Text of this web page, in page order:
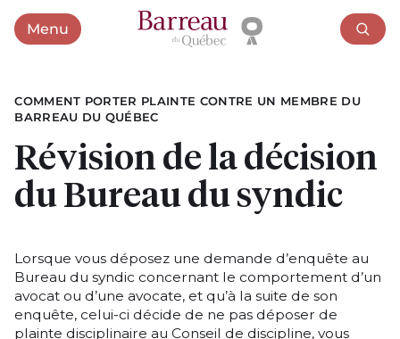
MenuOuvrir le menu
COMMENT PORTER PLAINTE CONTRE UN MEMBRE DU
BARREAU DU QUÉBEC
Révision de la décision
du Bureau du syndic
Lorsque vous déposez une demande d’enquête au
Bureau du syndic concernant le comportement d’un
avocat ou d’une avocate, et qu’à la suite de son
enquête, celui-ci décide de ne pas déposer de
plainte disciplinaire au Conseil de discipline, vous